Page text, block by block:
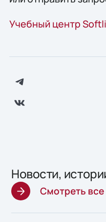
Учебный центр
Новости,
Смотреть все